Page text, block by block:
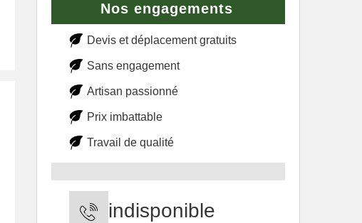
Nos engagements
Devis et déplacement gratuits
Sans engagement
Artisan passionné
Prix imbattable
Travail de qualité
indisponible